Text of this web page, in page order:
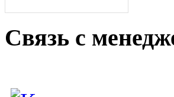
Связь с